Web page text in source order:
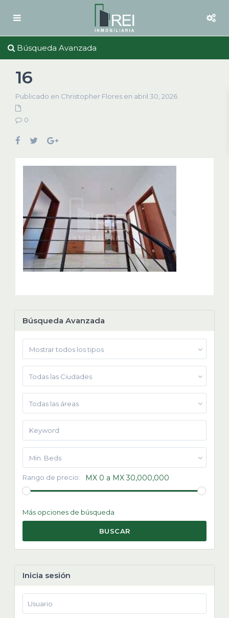
Búsqueda Avanzada
16
Publicado en Christopher Flores en abril 30, 2026
0
Búsqueda Avanzada
Mostrar todos los tipos
Todas las Ciudades
Todas las áreas
Min. Beds
Rango de precio: MX 0 a MX 30,000,000
Más opciones de búsqueda
BUSCAR
Inicia sesión